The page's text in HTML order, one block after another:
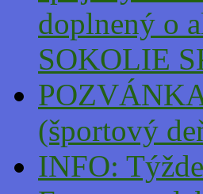
doplnený o
SOKOLIE
(športový
INFO: